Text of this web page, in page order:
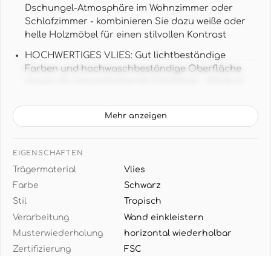
Dschungel-Atmosphäre im Wohnzimmer oder
Schlafzimmer - kombinieren Sie dazu weiße oder
helle Holzmöbel für einen stilvollen Kontrast
HOCHWERTIGES VLIES: Gut lichtbeständige
Farben und hochwaschbeständige Oberfläche
WANDBILD-FORMAT: 1,59 m x 2,70 m (4,29 m² pro
Rolle) - perfekte Größe für eine komplette
elegantem Schwarz mit silbernen Akzenten -
harmoniert perfekt mit modernen Möbeln in Weiß,
Grau oder natürlichen Holztönen
EINFACHE VERARBEITUNG: Wand einkleistern und
Tapete aufbringen - nach Jahren restlos trocken
abziehbar ohne Rückstände
Mehr anzeigen
EIGENSCHAFTEN
Trägermaterial
Vlies
Farbe
Schwarz
Stil
Tropisch
Verarbeitung
Wand einkleistern
Musterwiederholung
horizontal wiederholbar
Zertifizierung
FSC